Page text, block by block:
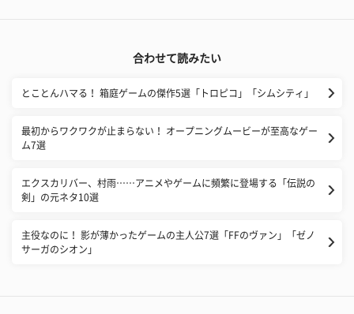
合わせて読みたい
とことんハマる！ 箱庭ゲームの傑作5選「トロピコ」「シムシティ」
最初からワクワクが止まらない！ オープニングムービーが至高なゲー
ム7選
エクスカリバー、村雨……アニメやゲームに頻繁に登場する「伝説の
剣」の元ネタ10選
主役なのに！ 影が薄かったゲームの主人公7選「FFのヴァン」「ゼノ
サーガのシオン」